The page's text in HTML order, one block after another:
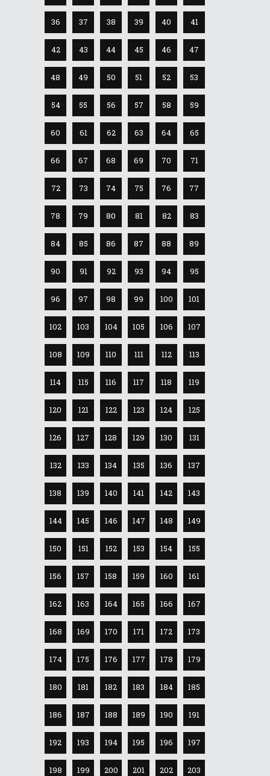
36 37 38 39 40 41
42 43 44 45 46 47
48 49 50 51 52 53
54 55 56 57 58 59
60 61 62 63 64 65
66 67 68 69 70 71
72 73 74 75 76 77
78 79 80 81 82 83
84 85 86 87 88 89
90 91 92 93 94 95
96 97 98 99 100 101
102 103 104 105 106 107
108 109 110 111 112 113
114 115 116 117 118 119
120 121 122 123 124 125
126 127 128 129 130 131
132 133 134 135 136 137
138 139 140 141 142 143
144 145 146 147 148 149
150 151 152 153 154 155
156 157 158 159 160 161
162 163 164 165 166 167
168 169 170 171 172 173
174 175 176 177 178 179
180 181 182 183 184 185
186 187 188 189 190 191
192 193 194 195 196 197
198 199 200 201 202 203